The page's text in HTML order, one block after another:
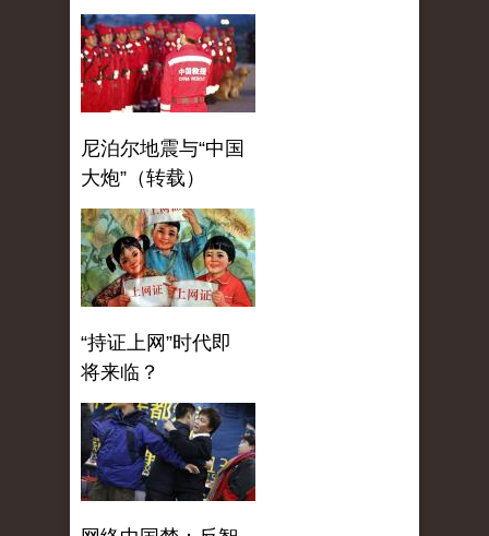
尼泊尔地震与“中国
大炮”（转载）
“持证上网”时代即
将来临？